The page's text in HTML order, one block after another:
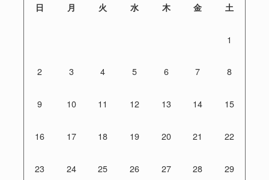
日 月 火 水 木 金 土
1
2 3 4 5 6 7 8
9 10 11 12 13 14 15
16 17 18 19 20 21 22
23 24 25 26 27 28 29